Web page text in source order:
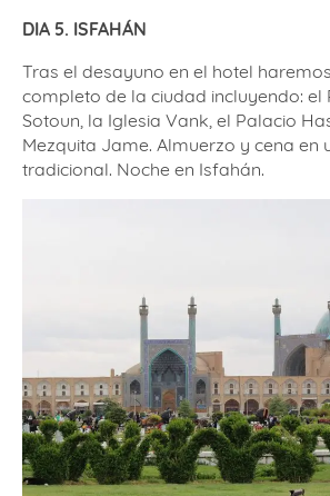
DIA 5. ISFAHÁN
Tras el desayuno en el hotel
completo de la ciudad incluyendo: el
Sotoun, la Iglesia Vank, el Palacio
Mezquita Jame. Almuerzo y cena en
tradicional. Noche en Isfahán.